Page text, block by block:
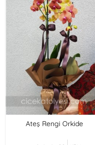
Ateş Rengi Orkide